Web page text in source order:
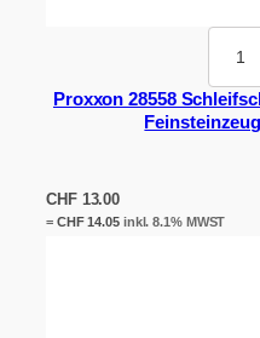
Proxxon 28558
CHF13.00
= CHF14.05inkl. 8.1% MWST